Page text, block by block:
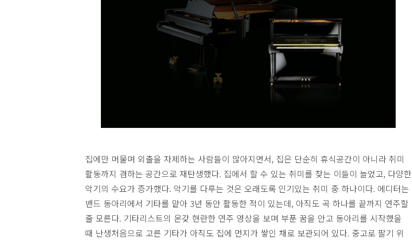
집에만 머물며 외출을 자제하는 사람들이 많아지면서, 집은 단순히 휴식공간이 아니라 취미
활동까지 겸하는 공간으로 재탄생했다. 집에서 할 수 있는 취미를 찾는 이들이 늘었고, 다양한
악기의 수요가 증가했다. 악기를 다루는 것은 오래도록 인기있는 취미 중 하나이다. 에디터는
밴드 동아리에서 기타를 맡아 3년 동안 활동한 적이 있는데, 아직도 곡 하나를 끝까지 연주할
줄 모른다. 기타리스트의 온갖 현란한 연주 영상을 보며 부푼 꿈을 안고 동아리를 시작했을
때 난생처음으로 고른 기타가 아직도 집에 먼지가 쌓인 채로 보관되어 있다. 중고로 팔기 위